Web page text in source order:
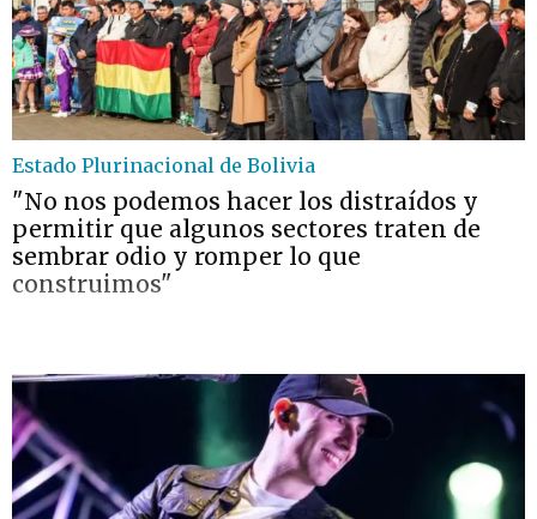
Estado Plurinacional de Bolivia
"No nos podemos hacer los distraídos y
permitir que algunos sectores traten de
sembrar odio y romper lo que
construimos"